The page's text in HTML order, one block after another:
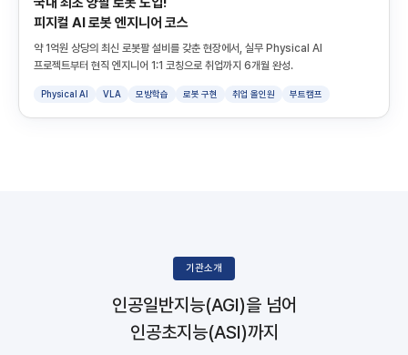
피지컬 AI 로봇 엔지니어 코스
약 1억원 상당의 최신 로봇팔 설비를 갖춘 현장에서, 실무 Physical AI
프로젝트부터 현직 엔지니어 1:1 코칭으로 취업까지 6개월 완성.
Physical AI VLA 모방학습 로봇 구현 취업 올인원 부트캠프
기관소개
인공일반지능(AGI)을 넘어
인공초지능(ASI)까지